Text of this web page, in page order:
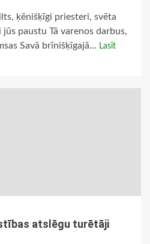
ķēnišķīgi priesteri, svēta
paustu Tā varenos darbus,
Savā brīnišķīgajā... Lasīt
atslēgu turētāji